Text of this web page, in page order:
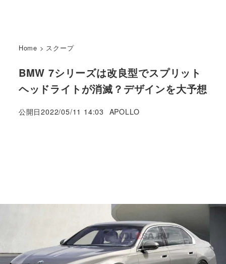
Home > スクープ
BMW 7シリーズは改良型でスプリット
ヘッドライトが消滅？デザインを大予想
公開日2022/05/11 14:03
著
APOLLO